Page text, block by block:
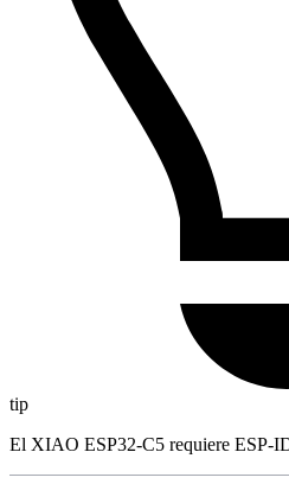
tip
El XIAO ESP32-C5 requiere ESP-